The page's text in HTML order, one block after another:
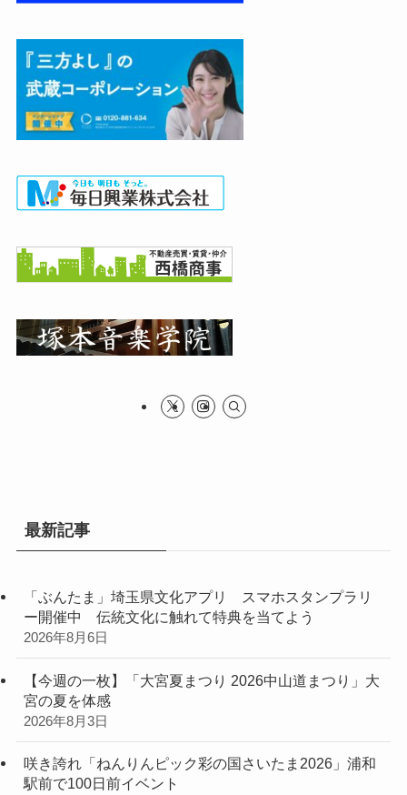
最新記事
「ぶんたま」埼玉県文化アプリ スマホスタンプラリ
ー開催中 伝統文化に触れて特典を当てよう
2026年8月6日
【今週の一枚】「大宮夏まつり 2026中山道まつり」大
宮の夏を体感
2026年8月3日
咲き誇れ「ねんりんピック彩の国さいたま2026」浦和
駅前で100日前イベント